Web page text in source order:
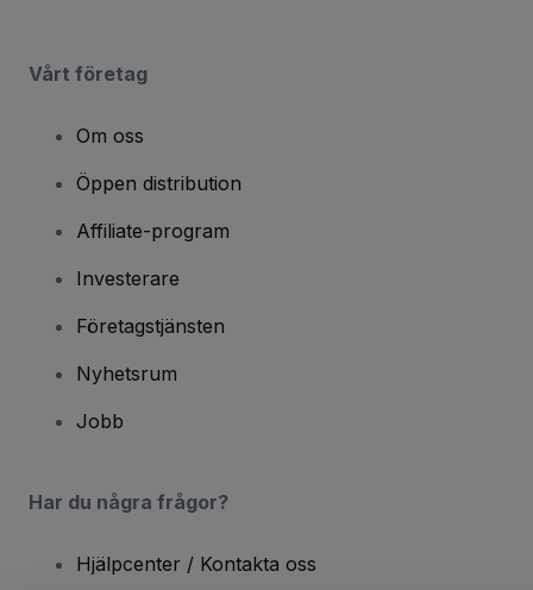
Vårt företag
Om oss
Öppen distribution
Affiliate-program
Investerare
Företagstjänsten
Nyhetsrum
Jobb
Har du några frågor?
Hjälpcenter / Kontakta oss